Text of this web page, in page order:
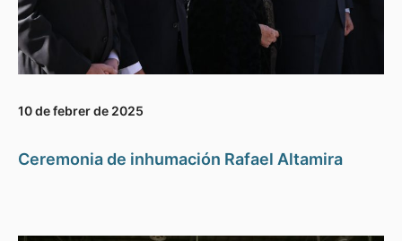
10 de febrer de 2025
Ceremonia de inhumación Rafael Altamira